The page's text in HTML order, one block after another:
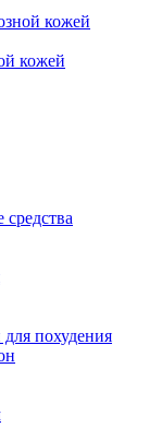
кожей
кожей
похудения